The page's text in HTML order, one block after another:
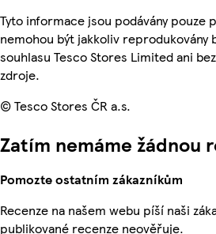
Tyto informace jsou podávány pouze
nemohou být jakkoliv reprodukovány
souhlasu Tesco Stores Limited ani
zdroje.
© Tesco Stores ČR a.s.
Zatím nemáme žádnou
Pomozte ostatním zákazníkům
Recenze na našem webu píší naši
publikované recenze neověřuje.